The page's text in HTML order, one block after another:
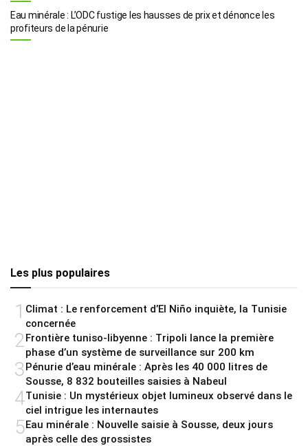
Eau minérale : L’ODC fustige les hausses de prix et dénonce les
profiteurs de la pénurie
Les plus populaires
1 Climat : Le renforcement d’El Niño inquiète, la Tunisie
concernée
2 Frontière tuniso-libyenne : Tripoli lance la première
phase d’un système de surveillance sur 200 km
3Pénurie d’eau minérale : Après les 40 000 litres de
Sousse, 8 832 bouteilles saisies à Nabeul
4Tunisie : Un mystérieux objet lumineux observé dans le
ciel intrigue les internautes
5Eau minérale : Nouvelle saisie à Sousse, deux jours
après celle des grossistes